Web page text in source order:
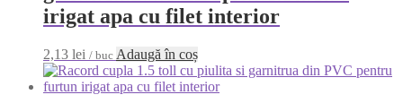
irigat apa cu filet interior
2,13 lei / buc Adaugă în coș